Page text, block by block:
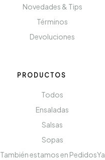
Novedades & Tips
Términos
Devoluciones
PRODUCTOS
Todos
Ensaladas
Salsas
Sopas
También estamos en PedidosYa